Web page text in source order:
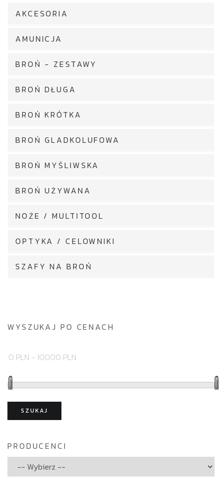
AKCESORIA
AMUNICJA
BROŃ - ZESTAWY
BROŃ DŁUGA
BROŃ KRÓTKA
BROŃ GLADKOLUFOWA
BROŃ MYŚLIWSKA
BROŃ UŻYWANA
NOŻE / MULTITOOL
OPTYKA / CELOWNIKI
SZAFY NA BROŃ
WYSZUKAJ PO CENACH
SZUKAJ
PRODUCENCI